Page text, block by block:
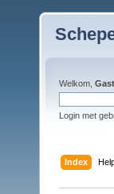
Welkom, Gast
Login met
Index